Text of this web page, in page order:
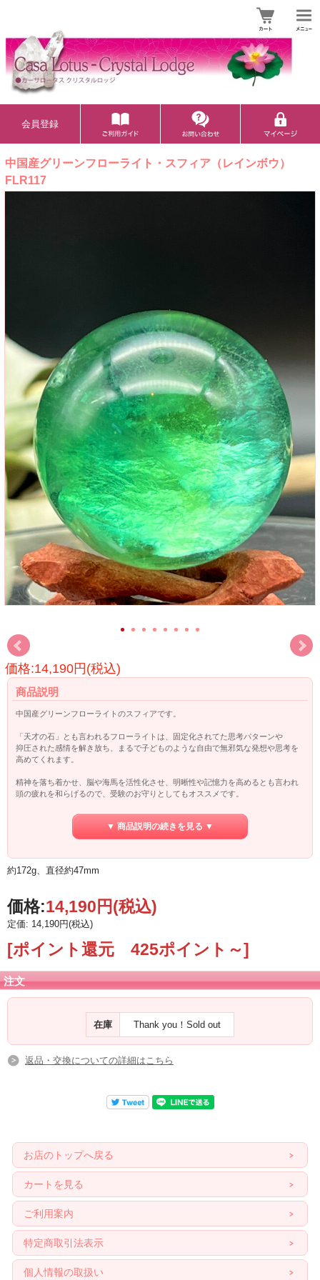
会員登録
中国産グリーンフローライト・スフィア（レインボウ）
FLR117
価格:14,190円(税込)
商品説明
中国産グリーンフローライトのスフィアです。
「天才の石」とも言われるフローライトは、固定化されてた思考パターンや
抑圧された感情を解き放ち、まるで子どものような自由で無邪気な発想や思考を
高めてくれます。
精神を落ち着かせ、脳や海馬を活性化させ、明晰性や記憶力を高めるとも言われ
頭の疲れを和らげるので、受験のお守りとしてもオススメです。
◎ネガティブな感情、抑圧された感情の解放
◎集中力と思考力、記憶力を高める
▼ 商品説明の続きを見る ▼
約172g、直径約47mm
価格:14,190円(税込)
定価: 14,190円(税込)
[ポイント還元 425ポイント～]
注文
在庫 Thank you！Sold out
返品・交換についての詳細はこちら
お店のトップへ戻る
カートを見る
ご利用案内
特定商取引法表示
個人情報の取扱い